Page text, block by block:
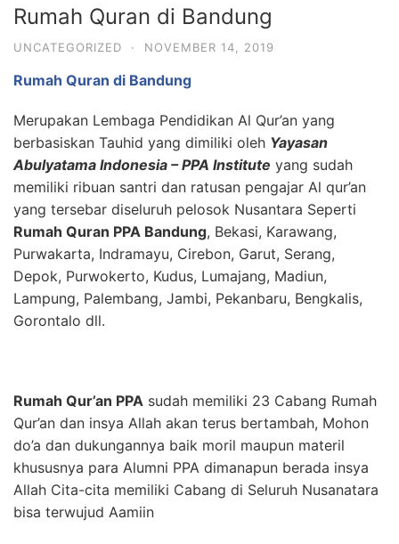
Rumah Quran di Bandung
UNCATEGORIZED · NOVEMBER 14, 2019
Rumah Quran di Bandung
Merupakan Lembaga Pendidikan Al Qur’an yang
berbasiskan Tauhid yang dimiliki oleh Yayasan
Abulyatama Indonesia – PPA Institute yang sudah
memiliki ribuan santri dan ratusan pengajar Al qur’an
yang tersebar diseluruh pelosok Nusantara Seperti
Rumah Quran PPA Bandung, Bekasi, Karawang,
Purwakarta, Indramayu, Cirebon, Garut, Serang,
Depok, Purwokerto, Kudus, Lumajang, Madiun,
Lampung, Palembang, Jambi, Pekanbaru, Bengkalis,
Gorontalo dll.
Rumah Qur’an PPA sudah memiliki 23 Cabang Rumah
Qur’an dan insya Allah akan terus bertambah, Mohon
do’a dan dukungannya baik moril maupun materil
khususnya para Alumni PPA dimanapun berada insya
Allah Cita-cita memiliki Cabang di Seluruh Nusanatara
bisa terwujud Aamiin